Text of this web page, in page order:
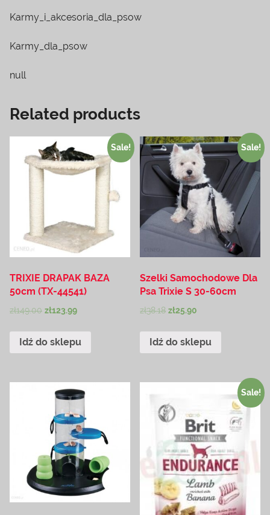
Karmy_i_akcesoria_dla_psow
Karmy_dla_psow
null
Related products
Sale!
TRIXIE DRAPAK BAZA
50cm (TX-44541)
zł149.00 zł123.99
Idź do sklepu
Sale!
Szelki Samochodowe Dla
Psa Trixie S 30-60cm
zł38.18 zł25.90
Idź do sklepu
Sale!